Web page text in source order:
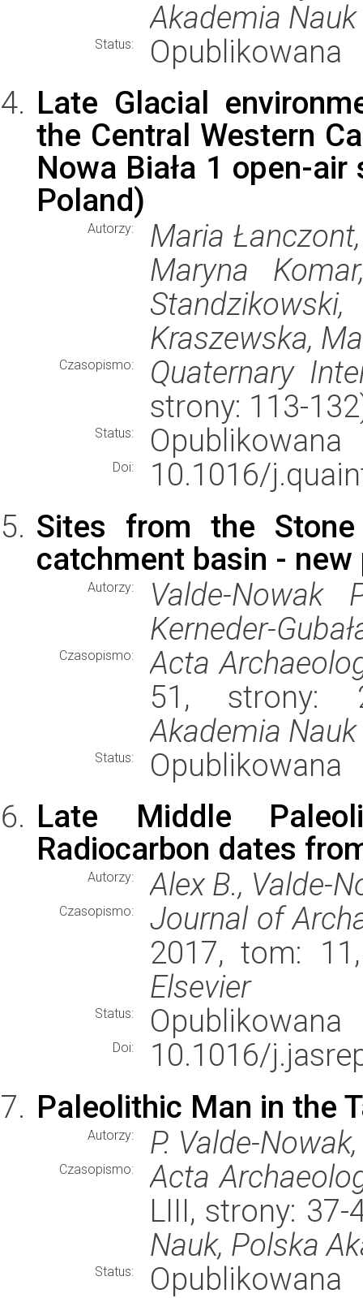
Akademia Nauk
Status:
Opublikowana
Late Glacial
the Central Western
Nowa Biała 1 open-
Poland)
Autorzy:
Maria
Maryna
Kraszewska,
Czasopismo:
Quaternary
strony: 113-
Status: Opublikowana
Doi:
10.1016/
Sites from the
catchment basin -
Autorzy:
Valde-Nowak
Kerneder-
Czasopismo:
Acta
51, strony:
Akademia Nauk
Status:
Opublikowana
Late Middle
Radiocarbon dates
Autorzy: Alex B., Valde-
Czasopismo:
Journal of
2017, tom:
Elsevier
Status: Opublikowana
Doi:
10.1016/
Paleolithic Man in the
Autorzy: P. Valde-
Czasopismo:
Acta
LIII, strony:
Nauk, Polska
Status:
Opublikowana